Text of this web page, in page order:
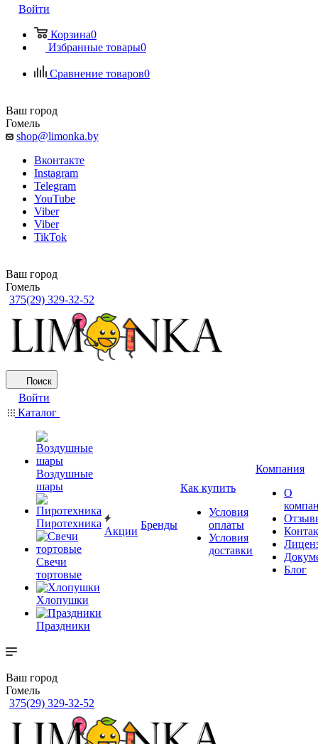
Войти
Корзина0
Избранные товары0
Сравнение товаров0
Ваш город
Гомель
shop@limonka.by
Вконтакте
Instagram
Telegram
YouTube
Viber
Viber
TikTok
Ваш город
Гомель
375(29) 329-32-52
Поиск
Войти
Каталог
Воздушные
шары
Пиротехника
Свечи
тортовые
Хлопушки
Праздники
Акции
Бренды
Как купить
Условия
оплаты
Условия
доставки
Компания
О
Блог
Ваш город
Гомель
375(29) 329-32-52